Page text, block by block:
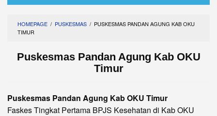
HOMEPAGE / PUSKESMAS / PUSKESMAS PANDAN AGUNG KAB OKU
TIMUR
Puskesmas Pandan Agung Kab OKU
Timur
Puskesmas Pandan Agung Kab OKU Timur
Faskes Tingkat Pertama BPJS Kesehatan di Kab OKU